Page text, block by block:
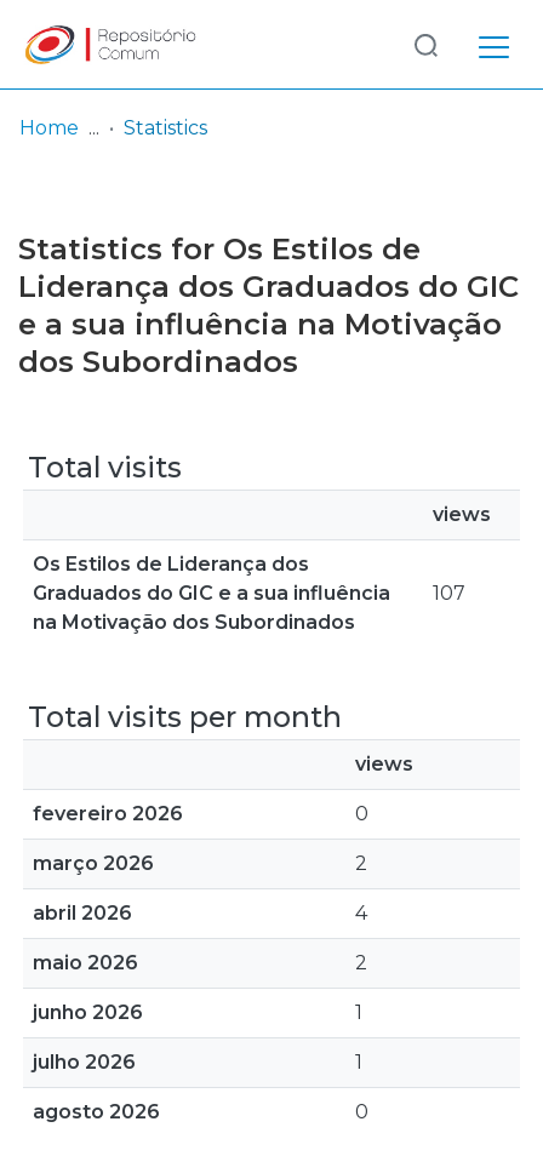
Browse repository
Entities
Log
In
(current)
Home Statistics
Statistics for Os Estilos de
Liderança dos Graduados do GIC
e a sua influência na Motivação
dos Subordinados
Total visits
views
Os Estilos de Liderança dos
Graduados do GIC e a sua influência
na Motivação dos Subordinados
107
Total visits per month
views
fevereiro 2026 0
março 2026 2
abril 2026 4
maio 2026 2
junho 2026 1
julho 2026 1
agosto 2026 0